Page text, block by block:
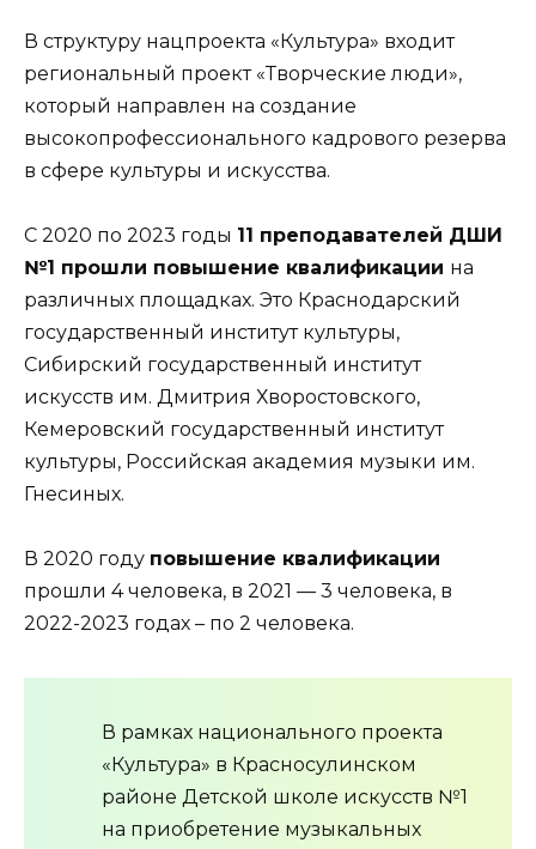
В структуру нацпроекта «Культура» входит
региональный проект «Творческие люди»,
который направлен на создание
высокопрофессионального кадрового резерва
в сфере культуры и искусства.
С 2020 по 2023 годы 11 преподавателей ДШИ
№1 прошли повышение квалификации на
различных площадках. Это Краснодарский
государственный институт культуры,
Сибирский государственный институт
искусств им. Дмитрия Хворостовского,
Кемеровский государственный институт
культуры, Российская академия музыки им.
Гнесиных.
В 2020 году повышение квалификации
прошли 4 человека, в 2021 — 3 человека, в
2022-2023 годах – по 2 человека.
В рамках национального проекта
«Культура» в Красносулинском
районе Детской школе искусств №1
на приобретение музыкальных